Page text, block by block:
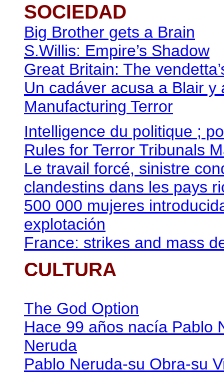
SOCIEDAD
Big Brother gets a Brain
S.Willis: Empire’s Shadow
Great Britain: The
Un cadáver acusa a Blair y
Manufacturing Terror
Intelligence du politique ;
Rules for Terror Tribunals
Le travail forcé, sinistre
clandestins dans les pays
500 000 mujeres
explotación
France: strikes and mass
CULTURA
The God Option
Hace 99 años nacía Pablo
Neruda
Pablo Neruda-su Obra-su